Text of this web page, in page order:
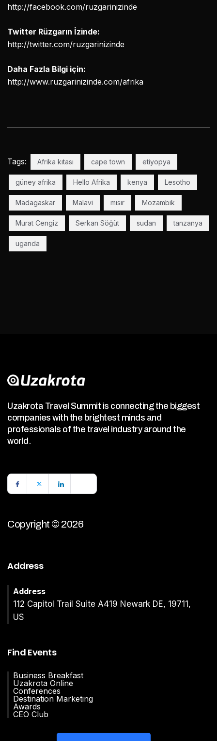
http://facebook.com/ruzgarinizinde
Twitter Rüzgarın İzinde:
http://twitter.com/ruzgarinizinde
Daha Fazla Bilgi için:
http://www.ruzgarinizinde.com/afrika
Tags: Afrika kıtası cape town etiyopya
güney afrika Hello Afrika kenya Lesotho
Madagaskar Malavi mısır Mozambik
Murat Cengiz Serkan Söğüt sudan tanzanya
uganda
Uzakrota Travel Summit is connecting the biggest
companies with the brightest minds and
professionals of the travel industry around the
world.
Copyright © 2026
Address
Address
112 Capitol Trail Suite A419 Newark DE, 19711,
US
Find Events
Business Breakfast
Uzakrota Online
Conferences
Destination Marketing
Awards
CEO Club